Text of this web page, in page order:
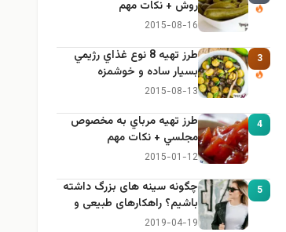
روش + نكات مهم
2015-08-16
3
طرز تهيه 8 نوع غذاي رژيمي
بسيار ساده و خوشمزه
2015-08-13
4
طرز تهيه مرباي به مخصوص
مجلسي + نكات مهم
2015-01-12
5
چگونه سینه های بزرگ داشته
باشیم؟ راهکارهای طبیعی و
خانگی برای بزرگ کردن سینه
2019-04-19